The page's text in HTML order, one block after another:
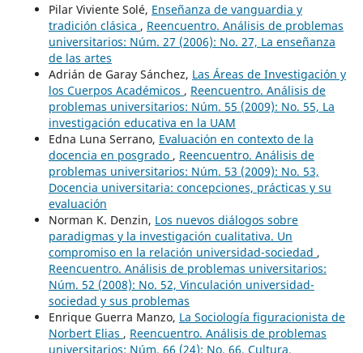
Pilar Viviente Solé, Enseñanza de vanguardia y
tradición clásica , Reencuentro. Análisis de problemas
universitarios: Núm. 27 (2006): No. 27, La enseñanza
de las artes
Adrián de Garay Sánchez, Las Áreas de Investigación y
los Cuerpos Académicos , Reencuentro. Análisis de
problemas universitarios: Núm. 55 (2009): No. 55, La
investigación educativa en la UAM
Edna Luna Serrano, Evaluación en contexto de la
docencia en posgrado , Reencuentro. Análisis de
problemas universitarios: Núm. 53 (2009): No. 53,
Docencia universitaria: concepciones, prácticas y su
evaluación
Norman K. Denzin, Los nuevos diálogos sobre
paradigmas y la investigación cualitativa. Un
compromiso en la relación universidad-sociedad ,
Reencuentro. Análisis de problemas universitarios:
Núm. 52 (2008): No. 52, Vinculación universidad-
sociedad y sus problemas
Enrique Guerra Manzo, La Sociología figuracionista de
Norbert Elias , Reencuentro. Análisis de problemas
universitarios: Núm. 66 (24): No. 66, Cultura,